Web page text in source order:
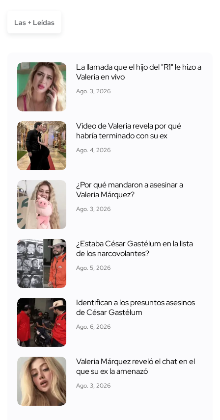
Las + Leídas
La llamada que el hijo del "R1" le hizo a
Valeria en vivo
Ago. 3, 2026
Video de Valeria revela por qué
habría terminado con su ex
Ago. 4, 2026
¿Por qué mandaron a asesinar a
Valeria Márquez?
Ago. 3, 2026
¿Estaba César Gastélum en la lista
de los narcovolantes?
Ago. 5, 2026
Identifican a los presuntos asesinos
de César Gastélum
Ago. 6, 2026
Valeria Márquez reveló el chat en el
que su ex la amenazó
Ago. 3, 2026